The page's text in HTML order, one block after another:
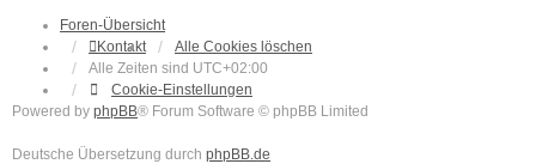
Foren-Übersicht
Kontakt
Alle Cookies löschen
Alle Zeiten sind UTC+02:00
Cookie-Einstellungen
Powered by phpBB® Forum Software © phpBB Limited
Deutsche Übersetzung durch phpBB.de